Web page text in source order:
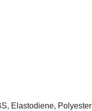
Elastodiene, Polyester